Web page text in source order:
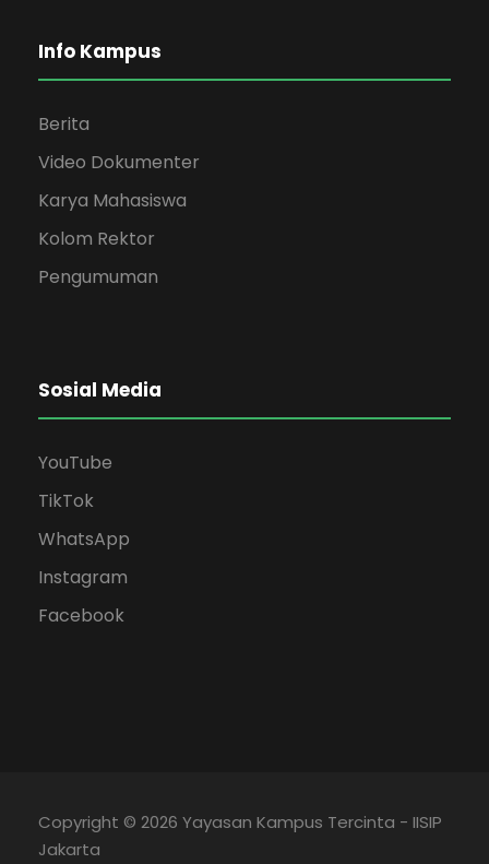
Info Kampus
Berita
Video Dokumenter
Karya Mahasiswa
Kolom Rektor
Pengumuman
Sosial Media
YouTube
TikTok
WhatsApp
Instagram
Facebook
Copyright © 2026 Yayasan Kampus Tercinta - IISIP
Jakarta